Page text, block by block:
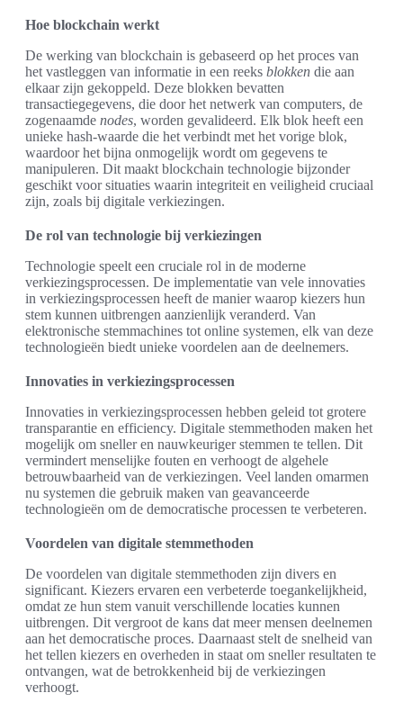
Hoe blockchain werkt
De werking van blockchain is gebaseerd op het proces van
het vastleggen van informatie in een reeks blokken die aan
elkaar zijn gekoppeld. Deze blokken bevatten
transactiegegevens, die door het netwerk van computers, de
zogenaamde nodes, worden gevalideerd. Elk blok heeft een
unieke hash-waarde die het verbindt met het vorige blok,
waardoor het bijna onmogelijk wordt om gegevens te
manipuleren. Dit maakt blockchain technologie bijzonder
geschikt voor situaties waarin integriteit en veiligheid cruciaal
zijn, zoals bij digitale verkiezingen.
De rol van technologie bij verkiezingen
Technologie speelt een cruciale rol in de moderne
verkiezingsprocessen. De implementatie van vele innovaties
in verkiezingsprocessen heeft de manier waarop kiezers hun
stem kunnen uitbrengen aanzienlijk veranderd. Van
elektronische stemmachines tot online systemen, elk van deze
technologieën biedt unieke voordelen aan de deelnemers.
Innovaties in verkiezingsprocessen
Innovaties in verkiezingsprocessen hebben geleid tot grotere
transparantie en efficiency. Digitale stemmethoden maken het
mogelijk om sneller en nauwkeuriger stemmen te tellen. Dit
vermindert menselijke fouten en verhoogt de algehele
betrouwbaarheid van de verkiezingen. Veel landen omarmen
nu systemen die gebruik maken van geavanceerde
technologieën om de democratische processen te verbeteren.
Voordelen van digitale stemmethoden
De voordelen van digitale stemmethoden zijn divers en
significant. Kiezers ervaren een verbeterde toegankelijkheid,
omdat ze hun stem vanuit verschillende locaties kunnen
uitbrengen. Dit vergroot de kans dat meer mensen deelnemen
aan het democratische proces. Daarnaast stelt de snelheid van
het tellen kiezers en overheden in staat om sneller resultaten te
ontvangen, wat de betrokkenheid bij de verkiezingen
verhoogt.